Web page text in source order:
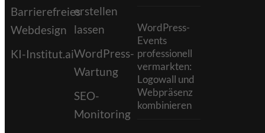
Barrierefreies
Webdesign
KI-Institut.ai
erstellen
lassen
WordPress-
Wartung
SEO-
Monitoring
WordPress-
Events
professionell
vermarkten:
Logowall und
Webpräsenz
kombinieren